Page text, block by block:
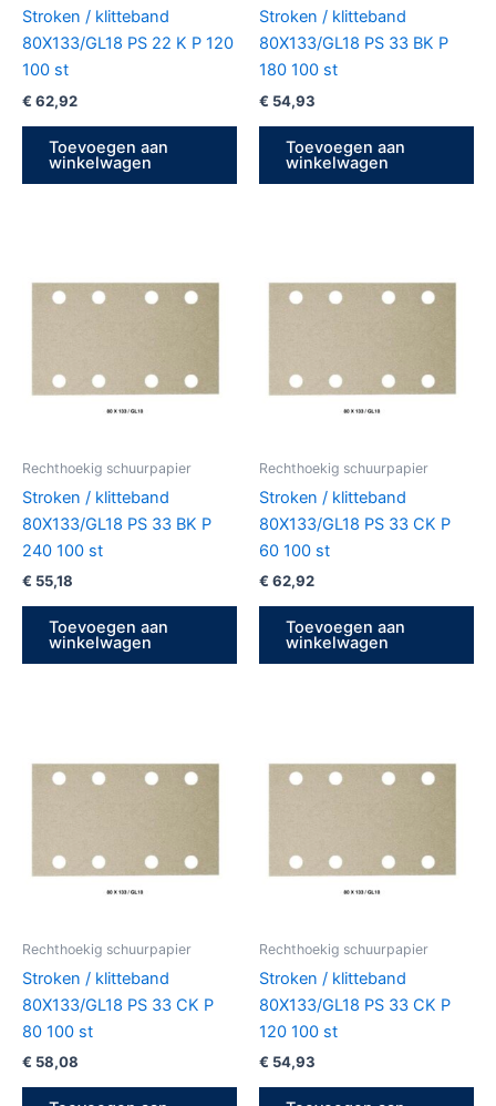
Stroken / klitteband
80X133/GL18 PS 22 K P 120
100 st
€ 62,92
Toevoegen aan
winkelwagen
Stroken / klitteband
80X133/GL18 PS 33 BK P
180 100 st
€ 54,93
Toevoegen aan
winkelwagen
Rechthoekig schuurpapier
Stroken / klitteband
80X133/GL18 PS 33 BK P
240 100 st
€ 55,18
Toevoegen aan
winkelwagen
Rechthoekig schuurpapier
Stroken / klitteband
80X133/GL18 PS 33 CK P
60 100 st
€ 62,92
Toevoegen aan
winkelwagen
Rechthoekig schuurpapier
Stroken / klitteband
80X133/GL18 PS 33 CK P
80 100 st
€ 58,08
Rechthoekig schuurpapier
Stroken / klitteband
80X133/GL18 PS 33 CK P
120 100 st
€ 54,93